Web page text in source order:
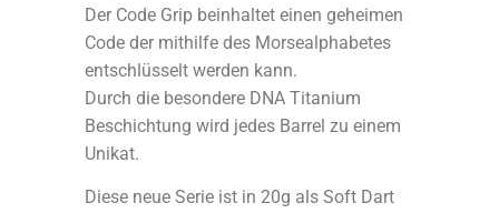
Der Code Grip beinhaltet einen geheimen
Code der mithilfe des Morsealphabetes
entschlüsselt werden kann.
Durch die besondere DNA Titanium
Beschichtung wird jedes Barrel zu einem
Unikat.
Diese neue Serie ist in 20g als Soft Dart